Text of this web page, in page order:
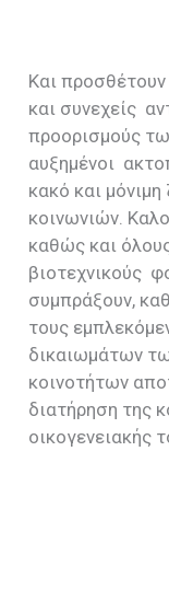
Και
και συνεχείς
προορισμούς
αυξημένοι
κακό και
κοινωνιών.
καθώς και
βιοτεχνικούς
συμπράξουν,
τους
δικαιωμάτων
κοινοτήτων
διατήρηση της
οικογενειακής